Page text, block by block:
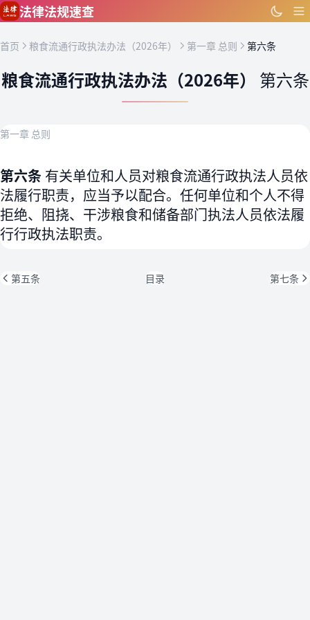
跳到主要内容
法律法规速查
首页 粮食流通行政执法办法（2026年） 第一章 总则 第六条
粮食流通行政执法办法（2026年） 第六条
第一章 总则
第六条 有关单位和人员对粮食流通行政执法人员依
法履行职责，应当予以配合。任何单位和个人不得
拒绝、阻挠、干涉粮食和储备部门执法人员依法履
行行政执法职责。
第五条 目录 第七条